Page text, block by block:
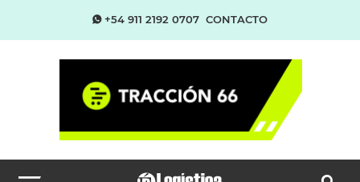
+54 911 2192 0707 CONTACTO